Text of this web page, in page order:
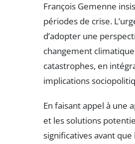
François Gemenne
périodes de crise.
d’adopter une
changement
catastrophes, en
implications
En faisant appel à une
et les solutions
significatives avant